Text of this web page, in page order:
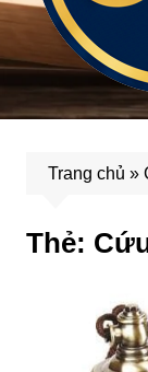
Trang chủ »
Thẻ: